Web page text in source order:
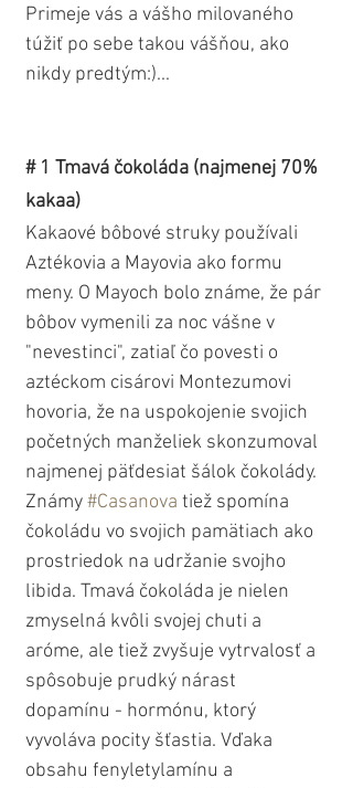
Primeje vás a vášho milovaného
túžiť po sebe takou vášňou, ako
nikdy predtým:)...
# 1 Tmavá čokoláda (najmenej 70%
kakaa)
Kakaové bôbové struky používali
Aztékovia a Mayovia ako formu
meny. O Mayoch bolo známe, že pár
bôbov vymenili za noc vášne v
"nevestinci", zatiaľ čo povesti o
aztéckom cisárovi Montezumovi
hovoria, že na uspokojenie svojich
početných manželiek skonzumoval
najmenej päťdesiat šálok čokolády.
Známy #Casanova tiež spomína
čokoládu vo svojich pamätiach ako
prostriedok na udržanie svojho
libida. Tmavá čokoláda je nielen
zmyselná kvôli svojej chuti a
aróme, ale tiež zvyšuje vytrvalosť a
spôsobuje prudký nárast
dopamínu - hormónu, ktorý
vyvoláva pocity šťastia. Vďaka
obsahu fenyletylamínu a